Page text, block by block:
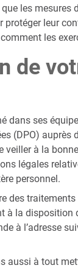
les mesures
protéger leur
les
de
dans ses
(DPO) auprès
veiller à la
légales
personnel.
des
à la disposition
à l’adresse
aussi à tout